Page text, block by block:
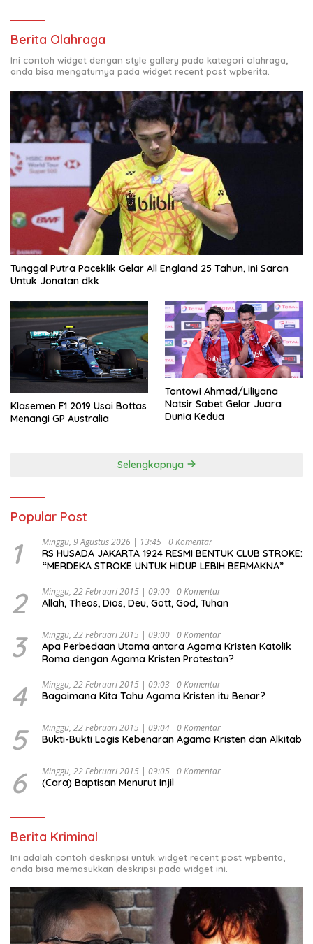
Berita Olahraga
Ini contoh widget dengan style gallery pada kategori olahraga,
anda bisa mengaturnya pada widget recent post wpberita.
Tunggal Putra Paceklik Gelar All England 25 Tahun, Ini Saran
Untuk Jonatan dkk
Klasemen F1 2019 Usai Bottas
Menangi GP Australia
Tontowi Ahmad/Liliyana
Natsir Sabet Gelar Juara
Dunia Kedua
Selengkapnya
Popular Post
1 Minggu, 9 Agustus 2026 | 13:45 0 Komentar
RS HUSADA JAKARTA 1924 RESMI BENTUK CLUB STROKE:
“MERDEKA STROKE UNTUK HIDUP LEBIH BERMAKNA”
2 Minggu, 22 Februari 2015 | 09:00 0 Komentar
Allah, Theos, Dios, Deu, Gott, God, Tuhan
3 Minggu, 22 Februari 2015 | 09:00 0 Komentar
Apa Perbedaan Utama antara Agama Kristen Katolik
Roma dengan Agama Kristen Protestan?
4 Minggu, 22 Februari 2015 | 09:03 0 Komentar
Bagaimana Kita Tahu Agama Kristen itu Benar?
5 Minggu, 22 Februari 2015 | 09:04 0 Komentar
Bukti-Bukti Logis Kebenaran Agama Kristen dan Alkitab
6 Minggu, 22 Februari 2015 | 09:05 0 Komentar
(Cara) Baptisan Menurut Injil
Berita Kriminal
Ini adalah contoh deskripsi untuk widget recent post wpberita,
anda bisa memasukkan deskripsi pada widget ini.